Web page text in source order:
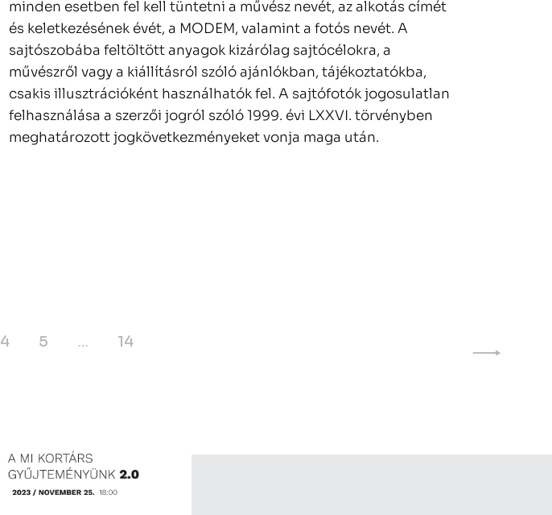
minden esetben fel kell tüntetni a művész nevét, az alkotás címét
és keletkezésének évét, a MODEM, valamint a fotós nevét. A
sajtószobába feltöltött anyagok kizárólag sajtócélokra, a
művészről vagy a kiállításról szóló ajánlókban, tájékoztatókba,
csakis illusztrációként használhatók fel. A sajtófotók jogosulatlan
felhasználása a szerzői jogról szóló 1999. évi LXXVI. törvényben
meghatározott jogkövetkezményeket vonja maga után.
4 5 … 14